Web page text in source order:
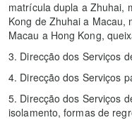
matrícula dupla a Zhuhai,
Kong de Zhuhai a Macau,
Macau a Hong Kong,
3. Direcção dos Serviços
4. Direcção dos Serviços
5. Direcção dos Serviços
isolamento, formas de